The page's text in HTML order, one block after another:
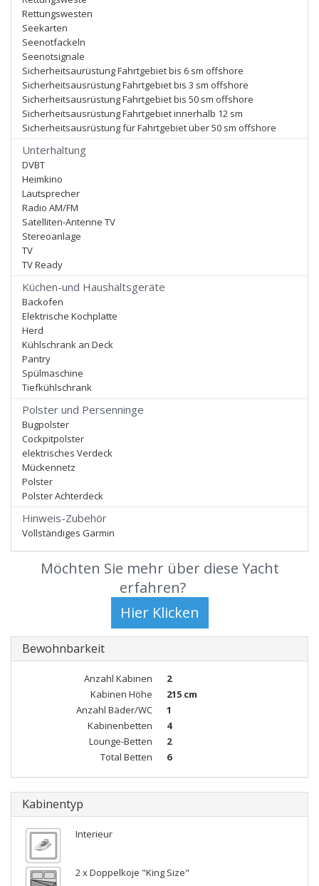
Rettungswesten
Seekarten
Seenotfackeln
Seenotsignale
Sicherheitsaurüstung Fahrtgebiet bis 6 sm offshore
Sicherheitsausrüstung Fahrtgebiet bis 3 sm offshore
Sicherheitsausrüstung Fahrtgebiet bis 50 sm offshore
Sicherheitsausrüstung Fahrtgebiet innerhalb 12 sm
Sicherheitsausrüstung für Fahrtgebiet über 50 sm offshore
Unterhaltung
DVBT
Heimkino
Lautsprecher
Radio AM/FM
Satelliten-Antenne TV
Stereoanlage
TV
TV Ready
Küchen-und Haushaltsgeräte
Backofen
Elektrische Kochplatte
Herd
Kühlschrank an Deck
Pantry
Spülmaschine
Tiefkühlschrank
Polster und Persenninge
Bugpolster
Cockpitpolster
elektrisches Verdeck
Mückennetz
Polster
Polster Achterdeck
Hinweis-Zubehör
Vollständiges Garmin
Möchten Sie mehr über diese Yacht
erfahren?
Bewohnbarkeit
Anzahl Kabinen
2
Kabinen Höhe
215 cm
Anzahl Bäder/WC
1
Kabinenbetten
4
Lounge-Betten
2
Total Betten
6
Kabinentyp
Interieur
2 x Doppelkoje "King Size"